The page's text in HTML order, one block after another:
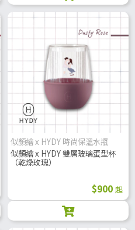
似顏繪 x HYDY 時尚保溫水瓶
似顏繪 x HYDY 雙層玻璃蛋型杯
（乾燥玫瑰）
$900 起